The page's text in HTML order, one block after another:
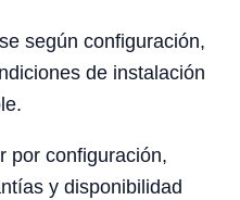
según configuración,
de instalación
por configuración,
y disponibilidad